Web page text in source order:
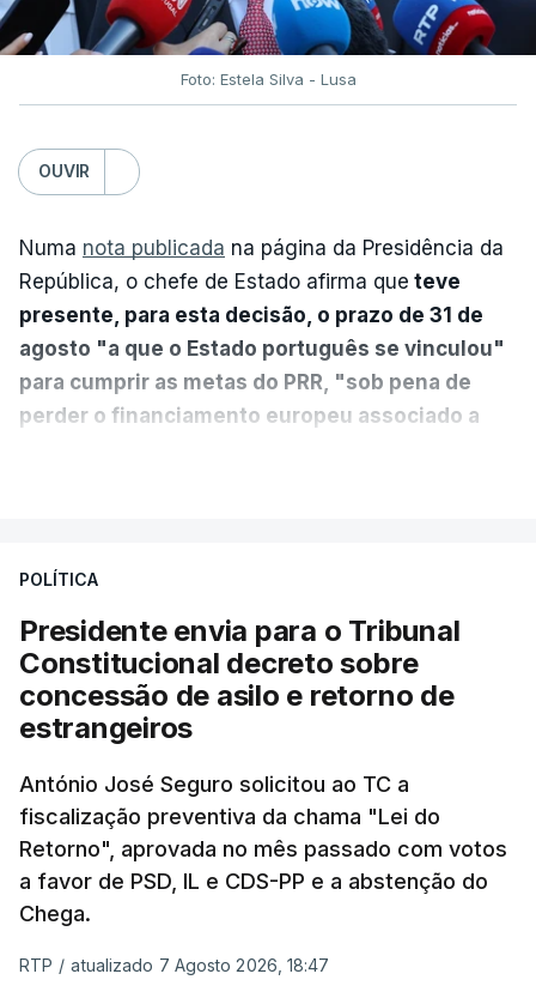
Foto: Estela Silva - Lusa
OUVIR
Numa nota publicada na página da Presidência da
República, o chefe de Estado afirma que teve
presente, para esta decisão, o prazo de 31 de
agosto "a que o Estado português se vinculou"
para cumprir as metas do PRR, "sob pena de
perder o financiamento europeu associado a
sistema mais simples, mais justo e transparente".
"Sempre que seja possível reduzir burocracias,
eliminar sobreposições e garantir que os apoios
chegam a quem mais necessita, estaremos a dar
um passo na direção certa", argumenta o
Presidente da República.
Assegurar que "ninguém é
prejudicado"
POLÍTICA
Presidente envia para o Tribunal
Constitucional decreto sobre
concessão de asilo e retorno de
estrangeiros
António José Seguro solicitou ao TC a
fiscalização preventiva da chama "Lei do
Retorno", aprovada no mês passado com votos
a favor de PSD, IL e CDS-PP e a abstenção do
Chega.
RTP / atualizado 7 Agosto 2026, 18:47